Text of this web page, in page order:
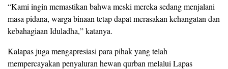
“Kami ingin memastikan bahwa meski mereka sedang menjalani
masa pidana, warga binaan tetap dapat merasakan kehangatan dan
kebahagiaan Iduladha,” katanya.
Kalapas juga mengapresiasi para pihak yang telah
mempercayakan penyaluran hewan qurban melalui Lapas